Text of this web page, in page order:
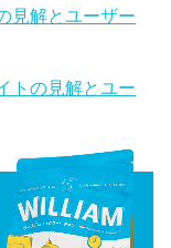
見解とユーザー
トの見解とユー